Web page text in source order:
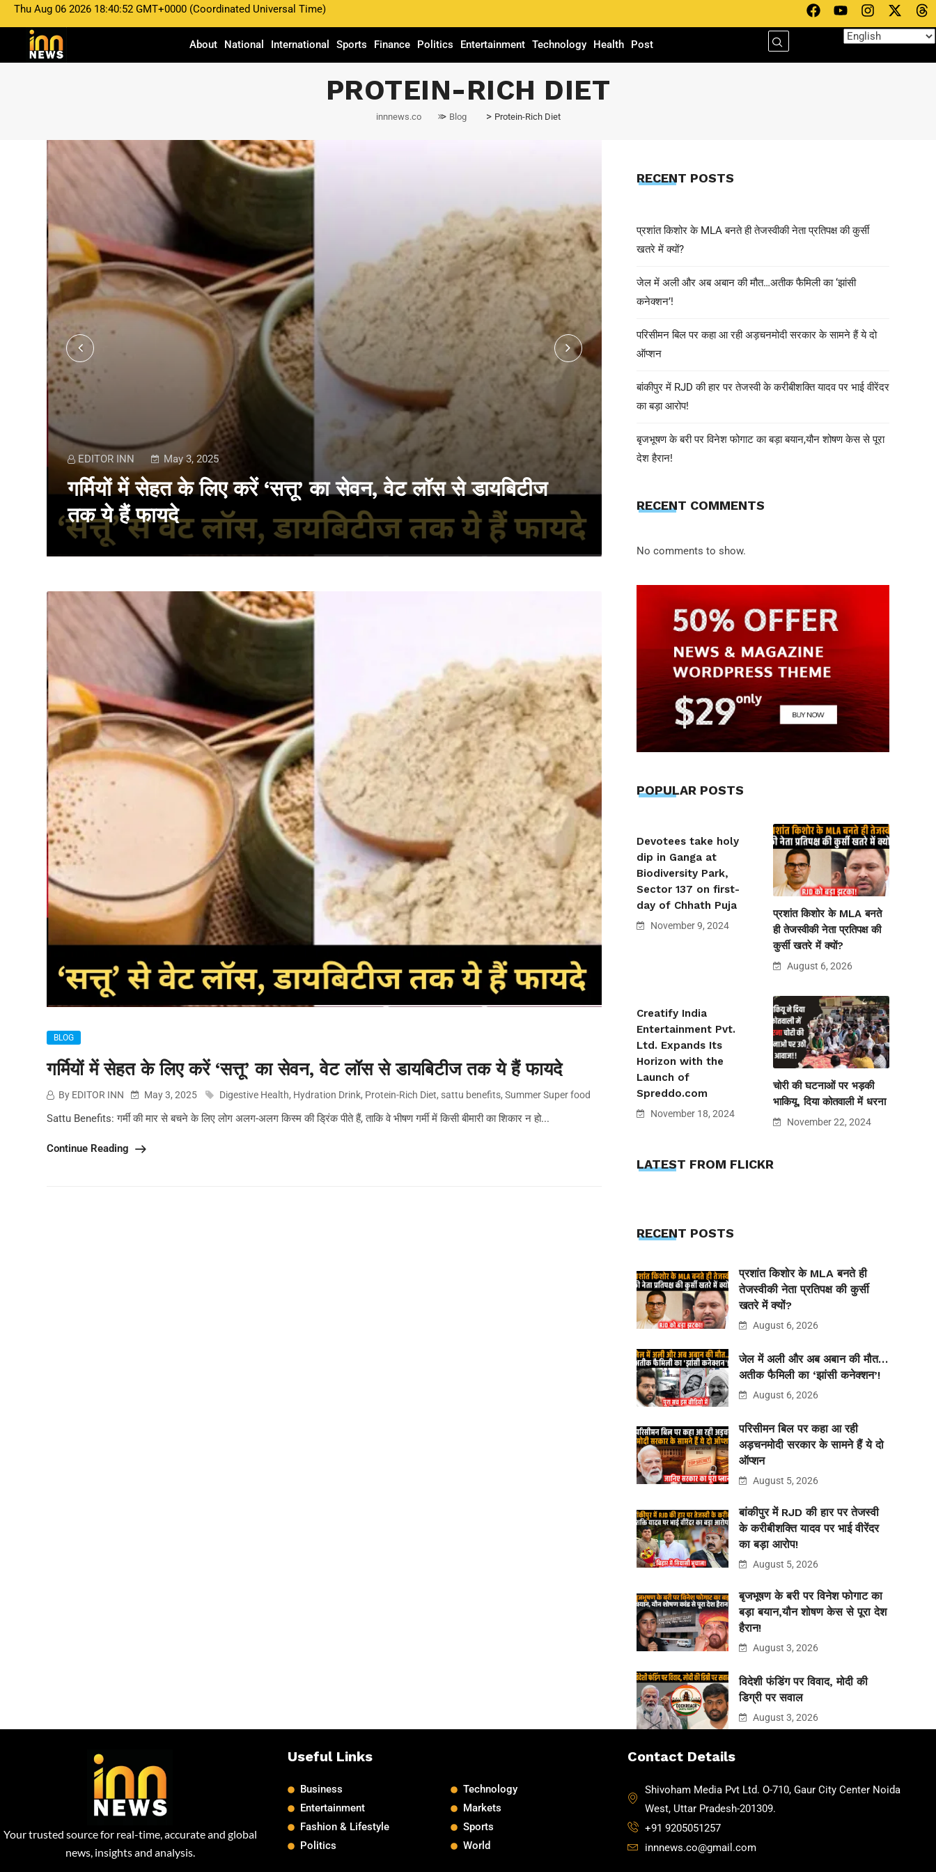
Thu Aug 06 2026 18:40:52 GMT+0000 (Coordinated Universal Time)
About National International Sports Finance Politics Entertainment Technology Health Post
PROTEIN-RICH DIET
innnews.co > Blog > Protein-Rich Diet
EDITOR INN May 3, 2025
गर्मियों में सेहत के लिए करें ‘सत्तू’ का सेवन, वेट लॉस से डायबिटीज
तक ये हैं फायदे
EDITOR INN
तक ये हैं फायदे
BLOG
गर्मियों में सेहत के लिए करें ‘सत्तू’ का सेवन, वेट लॉस से डायबिटीज तक ये हैं फायदे
By EDITOR INN May 3, 2025 Digestive Health, Hydration Drink, Protein-Rich Diet, sattu benefits, Summer Super food
Sattu Benefits: गर्मी की मार से बचने के लिए लोग अलग-अलग किस्म की ड्रिंक पीते हैं, ताकि वे भीषण गर्मी में किसी बीमारी का शिकार न हो...
Continue Reading
RECENT POSTS
प्रशांत किशोर के MLA बनते ही तेजस्वीकी नेता प्रतिपक्ष की कुर्सी
खतरे में क्यों?
जेल में अली और अब अबान की मौत…अतीक फैमिली का ‘झांसी
कनेक्शन’!
परिसीमन बिल पर कहा आ रही अड़चनमोदी सरकार के सामने हैं ये दो
ऑप्शन
बांकीपुर में RJD की हार पर तेजस्वी के करीबीशक्ति यादव पर भाई वीरेंदर
का बड़ा आरोप!
बृजभूषण के बरी पर विनेश फोगाट का बड़ा बयान,यौन शोषण केस से पूरा
देश हैरान!
RECENT COMMENTS
No comments to show.
POPULAR POSTS
Devotees take holy
dip in Ganga at
Biodiversity Park,
Sector 137 on first-
day of Chhath Puja
November 9, 2024
प्रशांत किशोर के MLA बनते
ही तेजस्वीकी नेता प्रतिपक्ष की
कुर्सी खतरे में क्यों?
August 6, 2026
Creatify India
Entertainment Pvt.
Ltd. Expands Its
Horizon with the
Launch of
Spreddo.com
November 18, 2024
चोरी की घटनाओं पर भड़की
भाकियू, दिया कोतवाली में धरना
November 22, 2024
LATEST FROM FLICKR
RECENT POSTS
प्रशांत किशोर के MLA बनते ही
तेजस्वीकी नेता प्रतिपक्ष की कुर्सी
खतरे में क्यों?
August 6, 2026
जेल में अली और अब अबान की मौत…
अतीक फैमिली का ‘झांसी कनेक्शन’!
August 6, 2026
परिसीमन बिल पर कहा आ रही
अड़चनमोदी सरकार के सामने हैं ये दो
ऑप्शन
August 5, 2026
बांकीपुर में RJD की हार पर तेजस्वी
के करीबीशक्ति यादव पर भाई वीरेंदर
का बड़ा आरोप!
August 5, 2026
बृजभूषण के बरी पर विनेश फोगाट का
बड़ा बयान,यौन शोषण केस से पूरा देश
हैरान!
August 3, 2026
विदेशी फंडिंग पर विवाद, मोदी की
डिग्री पर सवाल
August 3, 2026
Your trusted source for real-time, accurate and global
news, insights and analysis.
Useful Links
Business
Entertainment
Fashion & Lifestyle
Politics
Technology
Markets
Sports
World
Contact Details
Shivoham Media Pvt Ltd. O-710, Gaur City Center Noida
West, Uttar Pradesh-201309.
+91 9205051257
innnews.co@gmail.com